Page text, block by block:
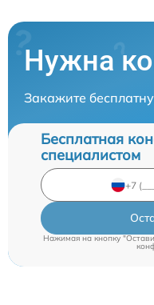
Нужна
Закажите
Бесплатная
специалистом
Нажимая на кнопку